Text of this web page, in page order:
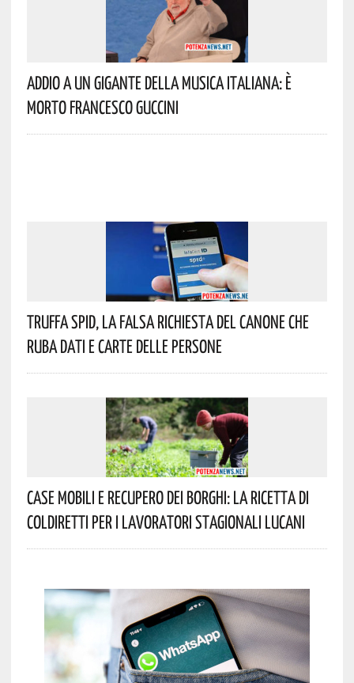
Addio A Un Gigante Della Musica Italiana: È
Morto Francesco Guccini
Truffa Spid, La Falsa Richiesta Del Canone Che
Ruba Dati E Carte Delle Persone
Case Mobili E Recupero Dei Borghi: La Ricetta Di
Coldiretti Per I Lavoratori Stagionali Lucani